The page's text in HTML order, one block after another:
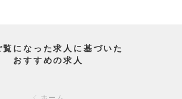
覧になった求人に基づいた
おすすめの求人